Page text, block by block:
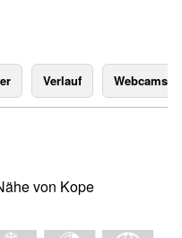
Verlauf Webcams
von Kope